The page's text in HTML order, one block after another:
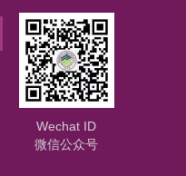
Wechat ID
微信公众号